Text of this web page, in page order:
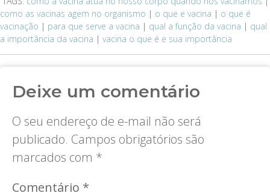
como as vacinas agem no organismo | o que e vacina | o que é
vacinação | para que serve a vacina | qual a função da vacina | qual
a importância da vacina | vacina o que é e sua importância
Deixe um comentário
O seu endereço de e-mail não será
publicado. Campos obrigatórios são
marcados com *
Comentário *